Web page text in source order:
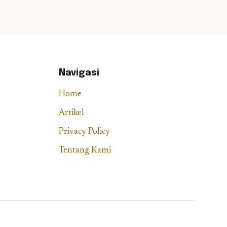
Navigasi
Home
Artikel
Privacy Policy
Tentang Kami